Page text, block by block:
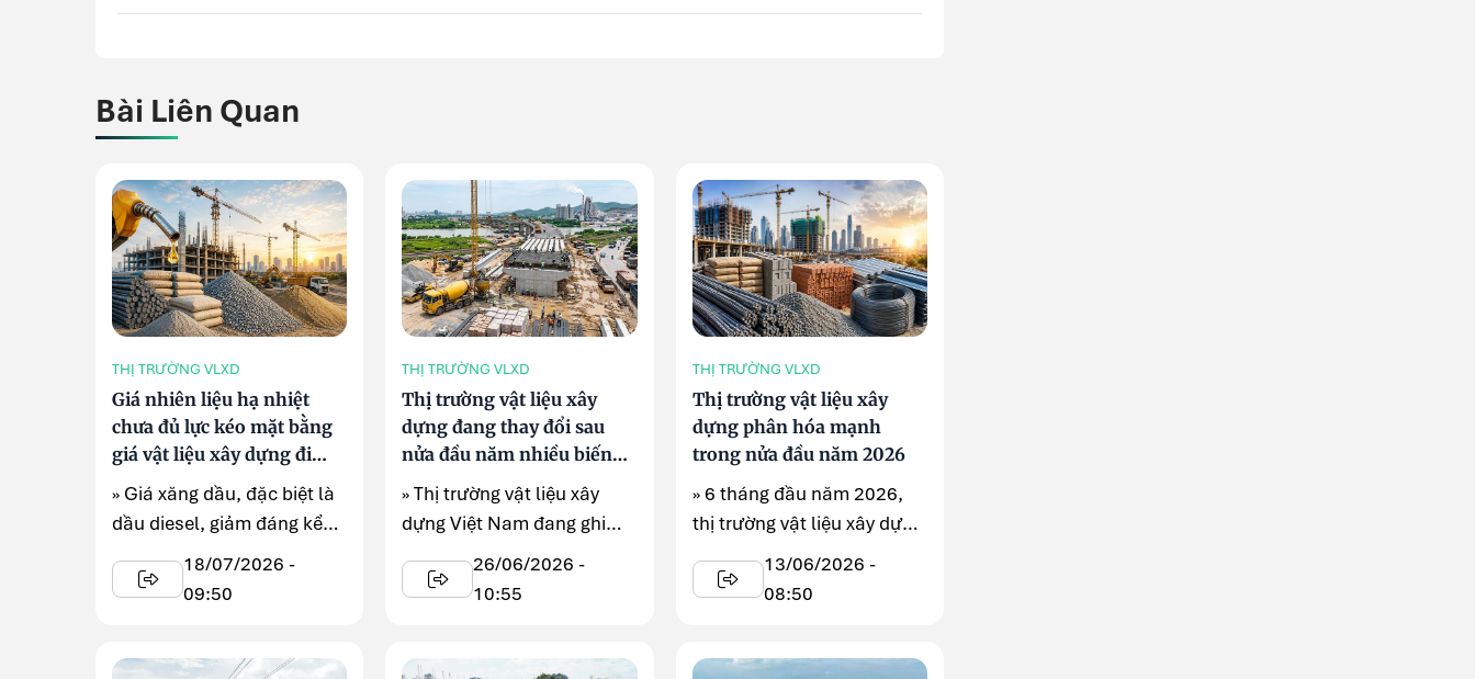
Bài Liên Quan
THỊ TRƯỜNG VLXD
Giá nhiên liệu hạ nhiệt
chưa đủ lực kéo mặt bằng
giá vật liệu xây dựng đi
xuống
» Giá xăng dầu, đặc biệt là
dầu diesel, giảm đáng kể
trong những tháng gần ...
18/07/2026 -
09:50
THỊ TRƯỜNG VLXD
Thị trường vật liệu xây
dựng đang thay đổi sau
nửa đầu năm nhiều biến
động
» Thị trường vật liệu xây
dựng Việt Nam đang ghi
nhận nhiều chuyển động
đáng chú ...
26/06/2026 -
10:55
THỊ TRƯỜNG VLXD
Thị trường vật liệu xây
dựng phân hóa mạnh
trong nửa đầu năm 2026
» 6 tháng đầu năm 2026,
thị trường vật liệu xây dựng
ghi nhận nhiều biến động
đáng ...
13/06/2026 -
08:50